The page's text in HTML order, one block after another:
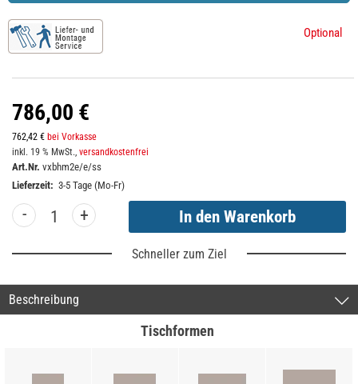
Optional
786,00 €
762,42 € bei Vorkasse
inkl. 19 % MwSt., versandkostenfrei
Art.Nr. vxbhm2e/e/ss
Lieferzeit: 3-5 Tage (Mo-Fr)
- +
Schneller zum Ziel
Beschreibung
Tischformen